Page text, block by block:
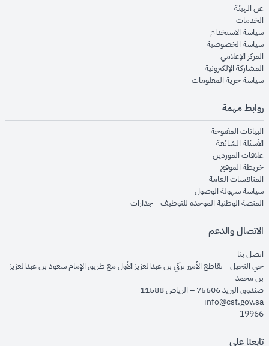
عن الهيئةopens in new window
الخدماتopens in new window
سياسة الاستخدام
سياسة الخصوصيةopens in new window
المركز الإعلاميopens in new window
المشاركة الإلكترونيةopens in new window
سياسة حرية المعلوماتopens in new window
روابط مهمة
البيانات المفتوحةopens in new window
الأسئلة الشائعةopens in new window
علاقات الموردينopens in new window
خريطة الموقعopens in new window
المنافسات العامةopens in new window
سياسة سهولة الوصولopens in new window
المنصة الوطنية الموحدة للتوظيف - جداراتopens in new window
الاتصال والدعم
اتصل بنا
حي النخيل - تقاطع الأمير تركي بن عبدالعزيز الأول مع طريق الإمام سعود بن عبدالعزيز
بن محمد
صندوق البريد 75606 – الرياض 11588
info@cst.gov.sa
19966
تابعنا على